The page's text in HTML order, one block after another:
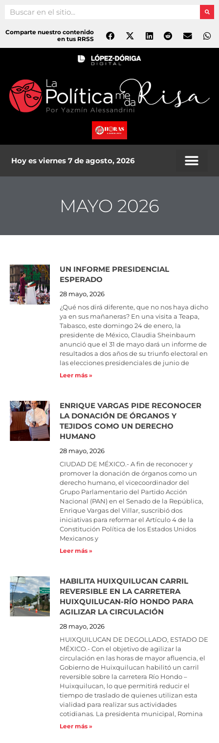
contenido
Search
Comparte nuestro contenido
en tus RRSS
Hoy es viernes 7 de agosto, 2026
MAYO 2026
UN INFORME PRESIDENCIAL
ESPERADO
28 mayo, 2026
¿Qué nos dirá diferente, que no nos haya dicho
ya en sus mañaneras? En una visita a Teapa,
Tabasco, este domingo 24 de enero, la
presidente de México, Claudia Sheinbaum
anunció que el 31 de mayo dará un informe de
resultados a dos años de su triunfo electoral en
las elecciones presidenciales de junio de
Leer más »
ENRIQUE VARGAS PIDE RECONOCER
LA DONACIÓN DE ÓRGANOS Y
TEJIDOS COMO UN DERECHO
HUMANO
28 mayo, 2026
CIUDAD DE MÉXICO.- A fin de reconocer y
promover la donación de órganos como un
derecho humano, el vicecoordinador del
Grupo Parlamentario del Partido Acción
Nacional (PAN) en el Senado de la República,
Enrique Vargas del Villar, suscribió dos
iniciativas para reformar el Artículo 4 de la
Constitución Política de los Estados Unidos
Mexicanos y
Leer más »
HABILITA HUIXQUILUCAN CARRIL
REVERSIBLE EN LA CARRETERA
HUIXQUILUCAN-RÍO HONDO PARA
AGILIZAR LA CIRCULACIÓN
28 mayo, 2026
HUIXQUILUCAN DE DEGOLLADO, ESTADO DE
MÉXICO.- Con el objetivo de agilizar la
circulación en las horas de mayor afluencia, el
Gobierno de Huixquilucan habilitó un carril
reversible sobre la carretera Río Hondo –
Huixquilucan, lo que permitirá reducir el
tiempo de traslado de quienes utilizan esta
vialidad para realizar sus actividades
cotidianas. La presidenta municipal, Romina
Leer más »
PagePagePagePagePagePagePagePage